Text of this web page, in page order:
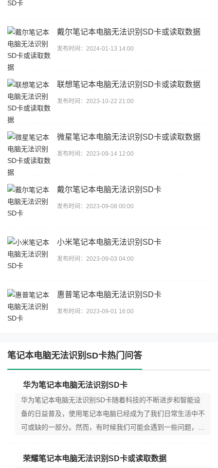
戴尔笔记本电脑无法识别SD卡或读取数据
发布时间：2024-01-13 14:00
联想笔记本电脑无法识别SD卡或读取数据
发布时间：2023-10-22 21:00
微星笔记本电脑无法识别SD卡或读取数据
发布时间：2023-09-14 12:00
戴尔笔记本电脑无法识别SD卡
发布时间：2023-09-08 00:00
小米笔记本电脑无法识别SD卡
发布时间：2023-09-03 04:00
惠普笔记本电脑无法识别SD卡
发布时间：2023-09-01 16:00
笔记本电脑无法识别SD卡热门问答
华为笔记本电脑无法识别SD卡
华为笔记本电脑无法识别SD卡随着科技的不断进步和智能设
备的日益普及，使用笔记本电脑已经成为了我们日常生活中不
可或缺的一部分。然而，有时候我们可能会遇到一些问题，比
荣耀笔记本电脑无法识别SD卡或读取数据